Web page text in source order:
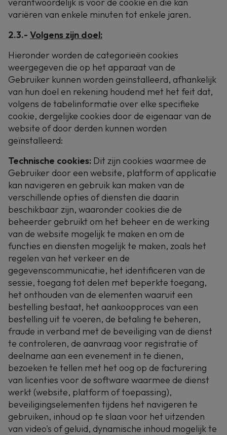
variëren van enkele minuten tot enkele jaren.
2.3.- Volgens zijn doel:
Hieronder worden de categorieën cookies
weergegeven die op het apparaat van de
Gebruiker kunnen worden geïnstalleerd, afhankelijk
van hun doel en rekening houdend met het feit dat,
volgens de tabelinformatie over elke specifieke
cookie, dergelijke cookies door de eigenaar van de
website of door derden kunnen worden
geïnstalleerd:
Technische cookies: Dit zijn cookies waarmee de
Gebruiker door een website, platform of applicatie
kan navigeren en gebruik kan maken van de
verschillende opties of diensten die daarin
beschikbaar zijn, waaronder cookies die de
beheerder gebruikt om het beheer en de werking
van de website mogelijk te maken en om de
functies en diensten mogelijk te maken, zoals het
regelen van het verkeer en de
gegevenscommunicatie, het identificeren van de
sessie, toegang tot delen met beperkte toegang,
het onthouden van de elementen waaruit een
bestelling bestaat, het aankoopproces van een
bestelling uit te voeren, de betaling te beheren,
fraude in verband met de beveiliging van de dienst
te controleren, de aanvraag voor registratie of
deelname aan een evenement in te dienen,
bezoeken te tellen met het oog op de facturering
van licenties voor de software waarmee de dienst
werkt (website, platform of toepassing),
beveiligingselementen tijdens het navigeren te
gebruiken, inhoud op te slaan voor het uitzenden
van video's of geluid, dynamische inhoud mogelijk te